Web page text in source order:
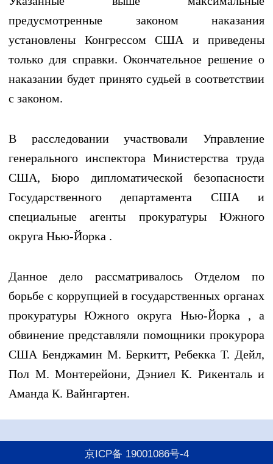
предусмотренные законом наказания
установлены Конгрессом США и приведены
только для справки. Окончательное решение о
наказании будет принято судьей в соответствии
с законом.
В расследовании участвовали Управление
генерального инспектора Министерства труда
США, Бюро дипломатической безопасности
Государственного департамента США и
специальные агенты прокуратуры Южного
округа Нью-Йорка .
Данное дело рассматривалось Отделом по
борьбе с коррупцией в государственных органах
прокуратуры Южного округа Нью-Йорка , а
обвинение представляли помощники прокурора
США Бенджамин М. Беркитт, Ребекка Т. Дейл,
Пол М. Монтерейони, Дэниел К. Рикенталь и
Аманда К. Вайнгартен.
京ICP备 19001086号-4